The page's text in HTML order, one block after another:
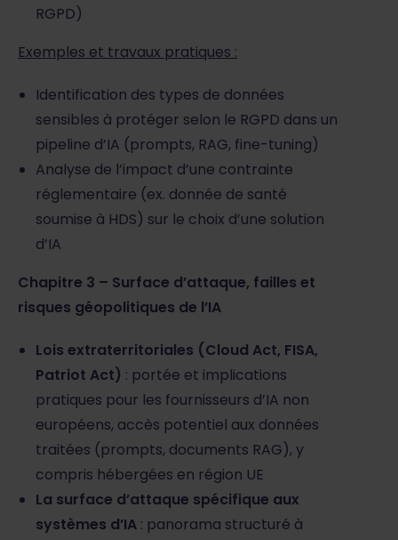
RGPD)
Exemples et travaux pratiques :
Identification des types de données
sensibles à protéger selon le RGPD dans un
pipeline d’IA (prompts, RAG, fine-tuning)
Analyse de l’impact d’une contrainte
réglementaire (ex. donnée de santé
soumise à HDS) sur le choix d’une solution
d’IA
Chapitre 3 – Surface d’attaque, failles et
risques géopolitiques de l’IA
Lois extraterritoriales (Cloud Act, FISA,
Patriot Act) : portée et implications
pratiques pour les fournisseurs d’IA non
européens, accès potentiel aux données
traitées (prompts, documents RAG), y
compris hébergées en région UE
La surface d’attaque spécifique aux
systèmes d’IA : panorama structuré à